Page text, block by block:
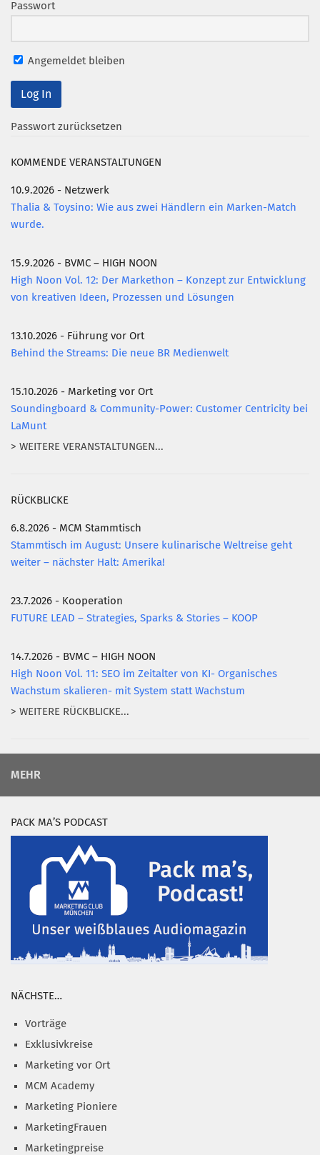
MCM Club TV
AKTUELLES
KONTAKT
Passwort
Angemeldet bleiben
Passwort zurücksetzen
KOMMENDE VERANSTALTUNGEN
10.9.2026 - Netzwerk
Thalia & Toysino: Wie aus zwei Händlern ein Marken-Match
wurde.
15.9.2026 - BVMC – HIGH NOON
High Noon Vol. 12: Der Markethon – Konzept zur Entwicklung
von kreativen Ideen, Prozessen und Lösungen
13.10.2026 - Führung vor Ort
Behind the Streams: Die neue BR Medienwelt
15.10.2026 - Marketing vor Ort
Soundingboard & Community-Power: Customer Centricity bei
LaMunt
> WEITERE VERANSTALTUNGEN...
RÜCKBLICKE
6.8.2026 - MCM Stammtisch
Stammtisch im August: Unsere kulinarische Weltreise geht
weiter – nächster Halt: Amerika!
23.7.2026 - Kooperation
FUTURE LEAD – Strategies, Sparks & Stories – KOOP
14.7.2026 - BVMC – HIGH NOON
High Noon Vol. 11: SEO im Zeitalter von KI- Organisches
Wachstum skalieren- mit System statt Wachstum
> WEITERE RÜCKBLICKE...
MEHR
PACK MA’S PODCAST
NÄCHSTE…
Vorträge
Exklusivkreise
Marketing vor Ort
MCM Academy
Marketing Pioniere
MarketingFrauen
Marketingpreise